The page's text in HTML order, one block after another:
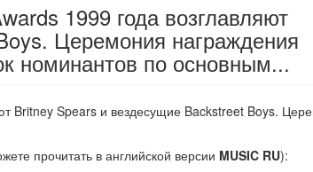
1999 года возглавляют
Церемония награждения
номинантов по основным...
Britney Spears и вездесущие Backstreet Boys.
прочитать в английской версии MUSIC RU):